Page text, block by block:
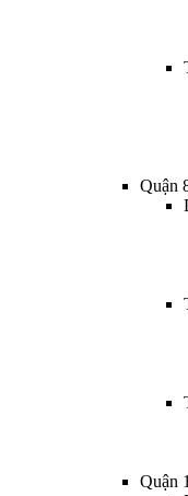
Quận
Quận